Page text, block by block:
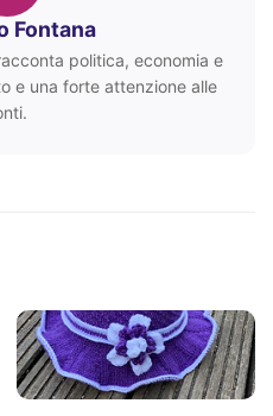
Fontana
politica, economia e
e una forte attenzione alle